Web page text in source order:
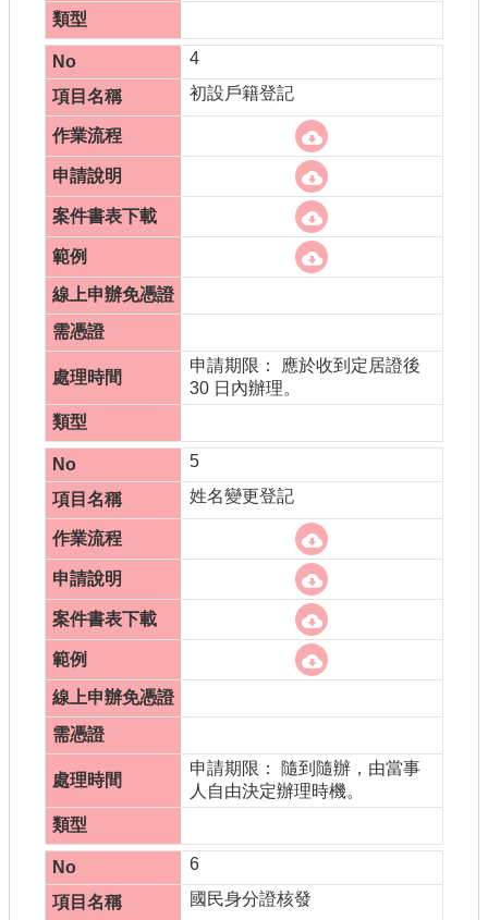
4
初設戶籍登記
申請期限： 應於收到定居證後
30 日內辦理。
5
姓名變更登記
申請期限： 隨到隨辦，由當事
人自由決定辦理時機。
6
國民身分證核發